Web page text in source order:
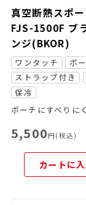
真空断熱スポ
FJS-1500F ブ
ンジ(BKOR)
ワンタッチ
ポ
ストラップ付き
保冷
5,500円(税込)
カートに